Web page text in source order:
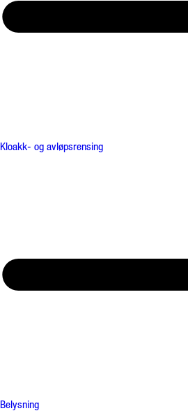
Kloakk- og avløpsrensing
Belysning